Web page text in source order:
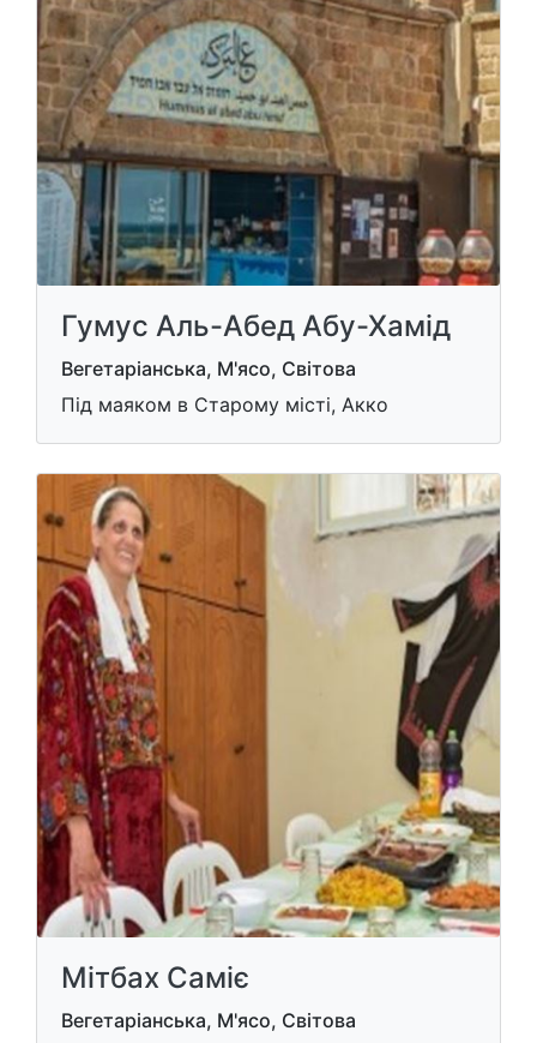
Гумус Аль-Абед Абу-Хамід
Вегетаріанська, М'ясо, Світова
Під маяком в Старому місті, Акко
Мітбах Саміє
Вегетаріанська, М'ясо, Світова